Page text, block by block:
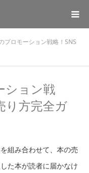
プロモーション戦略！SNS
ション戦
り方完全ガ
組み合わせて、本の売
た本が読者に届かなけ